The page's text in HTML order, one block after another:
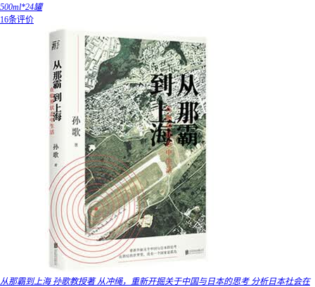
500ml*24罐
16条评价
从那霸到上海 孙歌教授著 从冲绳，重新开掘关于中国与日本的思考 分析日本社会在